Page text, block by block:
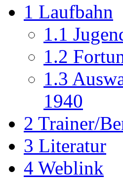
1 Laufbahn
1.1
1.2
1.3
1940
2 Trainer/
3 Literatur
4 Weblink